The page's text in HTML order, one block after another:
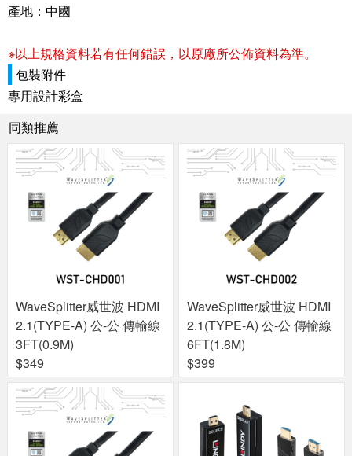
產地：中國
※以上規格資料若有任何錯誤，以原廠所公佈資料為準。
包裝附件
專用設計彩盒
同類推薦
WaveSplitter威世波 HDMI
2.1(TYPE-A) 公-公 傳輸線
3FT(0.9M)
$349
WaveSplitter威世波 HDMI
2.1(TYPE-A) 公-公 傳輸線
6FT(1.8M)
$399